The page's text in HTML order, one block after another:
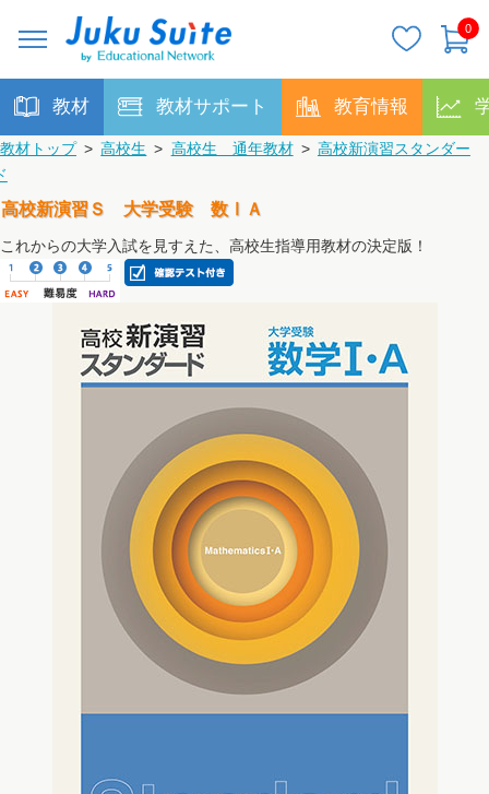
0
教材 教材サポート 教育情報
教材トップ > 高校生 > 高校生 通年教材 > 高校新演習スタンダー
高校新演習Ｓ 大学受験 数ⅠＡ
これからの大学入試を見すえた、高校生指導用教材の決定版！